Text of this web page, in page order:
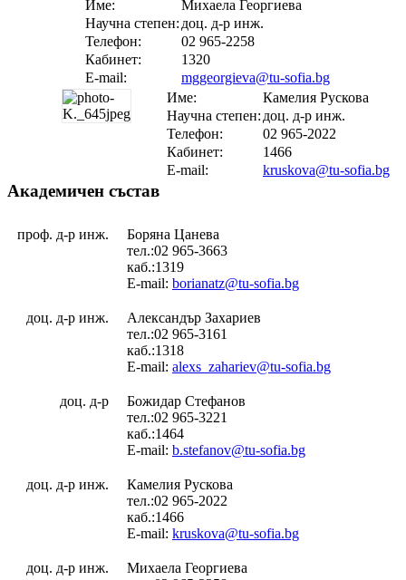
Име:
Михаела Георгиева
Научна степен: доц. д-р инж.
Телефон:
02 965-2258
Кабинет:
1320
E-mail:
mggeorgieva@tu-sofia.bg
Име:
Камелия Рускова
Научна степен: доц. д-р инж.
Телефон:
02 965-2022
Кабинет:
1466
E-mail:
kruskova@tu-sofia.bg
Академичен състав
проф. д-р инж.
Боряна Цанева
тел.:02 965-3663
каб.:1319
E-mail: borianatz@tu-sofia.bg
доц. д-р инж.
Александър Захариев
тел.:02 965-3161
каб.:1318
E-mail: alexs_zahariev@tu-sofia.bg
доц. д-р
Божидар Стефанов
тел.:02 965-3221
каб.:1464
E-mail: b.stefanov@tu-sofia.bg
доц. д-р инж.
Камелия Рускова
тел.:02 965-2022
каб.:1466
E-mail: kruskova@tu-sofia.bg
доц. д-р инж.
Михаела Георгиева